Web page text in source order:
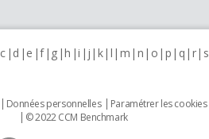
c d e f g h i j k l m n o p q r s
Données personnelles Paramétrer les cookies
© 2022 CCM Benchmark